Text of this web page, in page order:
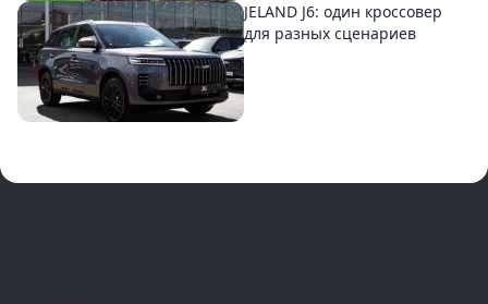
JELAND J6: один кроссовер
для разных сценариев